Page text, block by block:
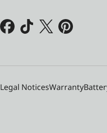
Legal NoticesWarranty